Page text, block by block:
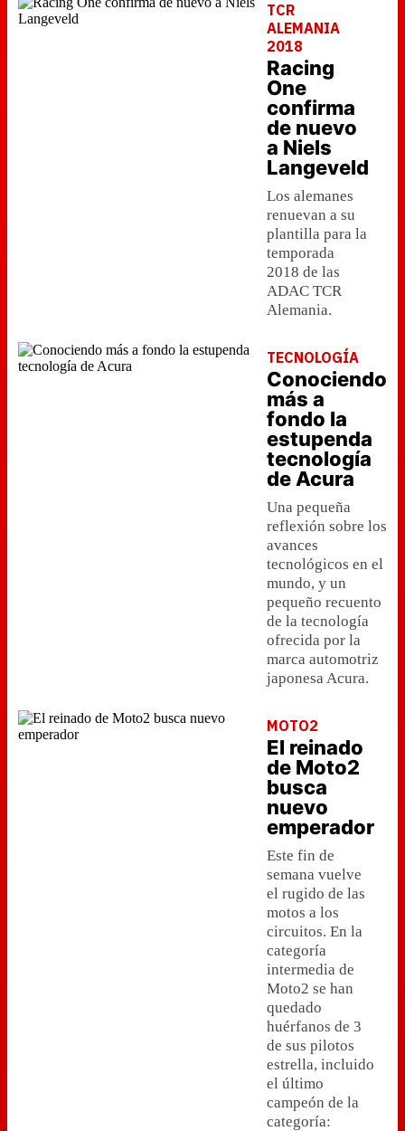
TCR
ALEMANIA
2018
Racing
One
confirma
de nuevo
a Niels
Langeveld
Los alemanes
renuevan a su
plantilla para la
temporada
2018 de las
ADAC TCR
Alemania.
TECNOLOGÍA
Conociendo
más a
fondo la
estupenda
tecnología
de Acura
Una pequeña
reflexión sobre los
avances
tecnológicos en el
mundo, y un
pequeño recuento
de la tecnología
ofrecida por la
marca automotriz
japonesa Acura.
MOTO2
El reinado
de Moto2
busca
nuevo
emperador
Este fin de
semana vuelve
el rugido de las
motos a los
circuitos. En la
categoría
intermedia de
Moto2 se han
quedado
huérfanos de 3
de sus pilotos
estrella, incluido
el último
campeón de la
categoría: